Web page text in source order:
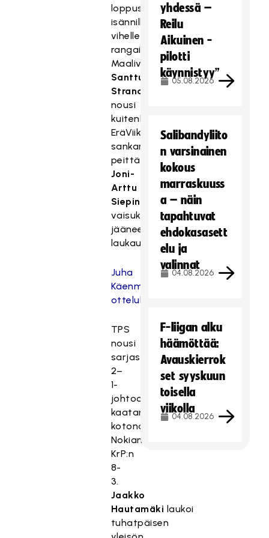
loppusummeria
isännille
vihellettiin
rangaistuslaukaus.
Maalivahti
Santtu
Strandberg
nousi
kuitenkin
EräViikinkien
sankariksi
peittämällä
Joni-
Arttu
Siepin
vaisuksi
jääneen
laukauksen.
Juha
Käenmäen
ottelukuviin
TPS
nousi
sarjassa
2–
1-
johtoon
kaatamalla
kotonaan
Nokian
KrP:n
8-
3.
Jaakko
Hautamäki laukoi
tuhatpäisen
yhdessä –
Reilu
Aikuinen -
pilotti
käynnistyy”
05.08.2026
Salibandyliito
n varsinainen
kokous
marraskuuss
a – näin
tapahtuvat
ehdokasasett
elu ja
valinnat
04.08.2026
F-liigan alku
häämöttää:
Avauskierrok
set syyskuun
toisella
viikolla
04.08.2026